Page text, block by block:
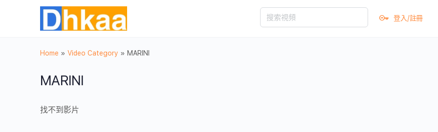
登入/註冊
Home » Video Category » MARINI
MARINI
找不到影片